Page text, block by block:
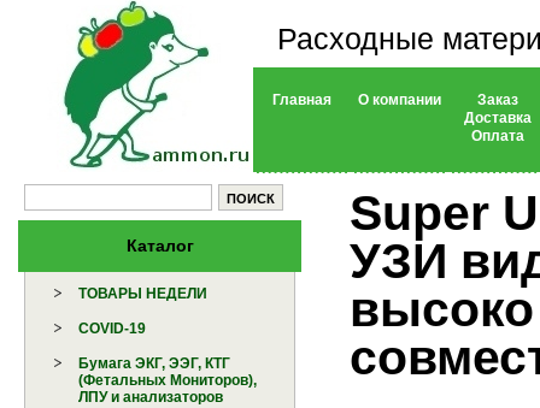
Расходные
Главная О компании
Заказ
Доставка
Оплата
Каталог
ТОВАРЫ НЕДЕЛИ
COVID-19
Бумага ЭКГ, ЭЭГ, КТГ
(Фетальных Мониторов),
ЛПУ и анализаторов
Super
УЗИ
высоко